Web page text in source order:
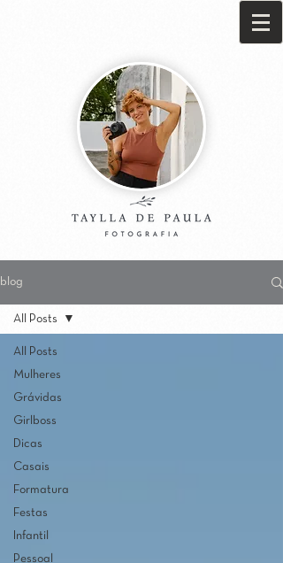
blog
All Posts
Mulheres
Grávidas
Girlboss
Dicas
Casais
Formatura
Festas
Infantil
Pessoal
All Posts